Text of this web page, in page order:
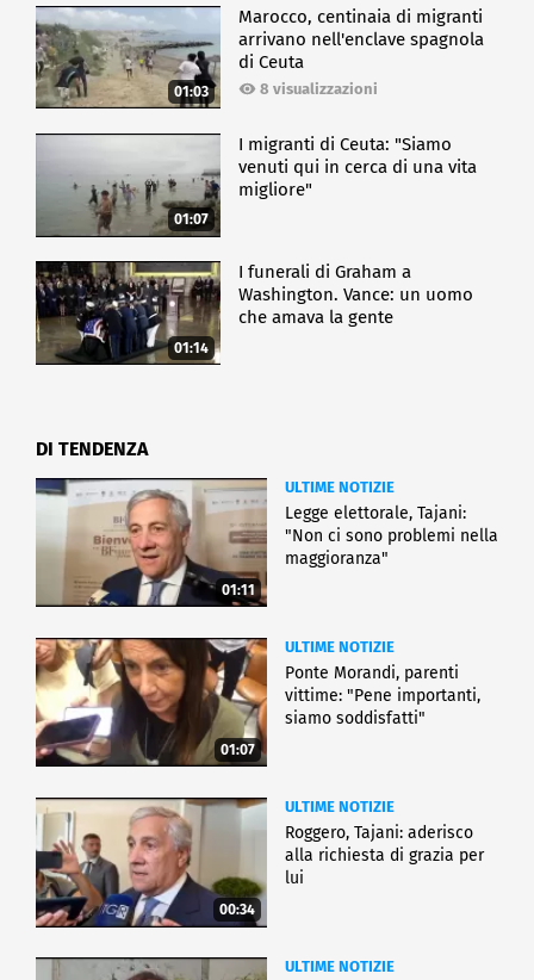
01:03
Marocco, centinaia di migranti
arrivano nell'enclave spagnola
di Ceuta
8 visualizzazioni
01:07
I migranti di Ceuta: "Siamo
venuti qui in cerca di una vita
migliore"
01:14
I funerali di Graham a
Washington. Vance: un uomo
che amava la gente
DI TENDENZA
01:11
ULTIME NOTIZIE
Legge elettorale, Tajani:
"Non ci sono problemi nella
maggioranza"
01:07
ULTIME NOTIZIE
Ponte Morandi, parenti
vittime: "Pene importanti,
siamo soddisfatti"
00:34
ULTIME NOTIZIE
Roggero, Tajani: aderisco
alla richiesta di grazia per
lui
ULTIME NOTIZIE